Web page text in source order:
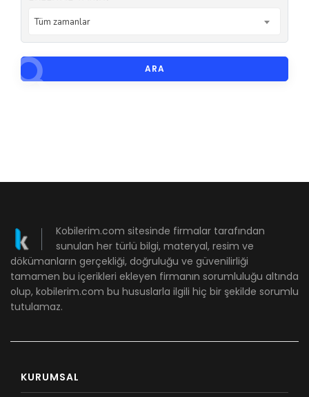
Tüm zamanlar
ARA
Kobilerim.com sitesinde firmalar tarafından
sunulan her türlü bilgi, materyal, resim ve
dökümanların gerçekliği, doğruluğu ve güvenilirliği
tamamen bu içerikleri ekleyen firmanın sorumluluğu altında
olup, kobilerim.com bu hususlarla ilgili hiç bir şekilde sorumlu
tutulamaz.
KURUMSAL